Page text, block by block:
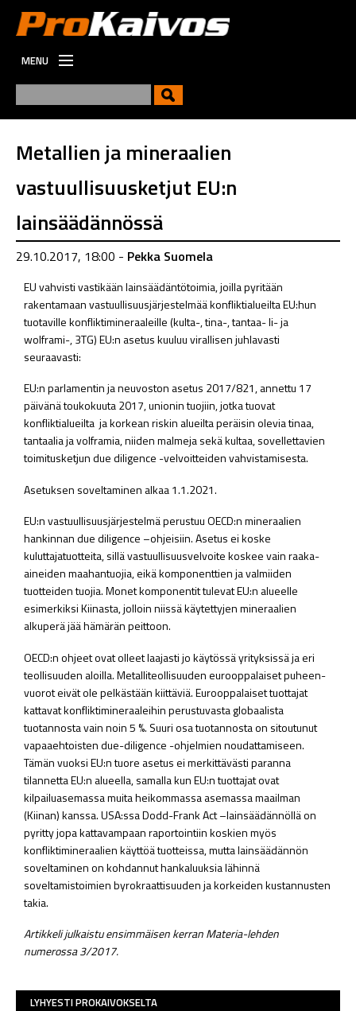
MENU
VIESTINTÄ
TYÖPAIKAT
Metallien ja mineraalien
vastuullisuusketjut EU:n
lainsäädännössä
29.10.2017, 18:00 - Pekka Suomela
EU vahvisti vastikään lainsäädäntötoimia, joilla pyritään
rakentamaan vastuullisuusjärjestelmää konfliktialueilta EU:hun
tuotaville konfliktimineraaleille (kulta-, tina-, tantaa- li- ja
wolframi-, 3TG) EU:n asetus kuuluu virallisen juhlavasti
seuraavasti:
EU:n parlamentin ja neuvoston asetus 2017/821, annettu 17
päivänä toukokuuta 2017, unionin tuojiin, jotka tuovat
konfliktialueilta ja korkean riskin alueilta peräisin olevia tinaa,
tantaalia ja volframia, niiden malmeja sekä kultaa, sovellettavien
toimitusketjun due diligence -velvoitteiden vahvistamisesta.
Asetuksen soveltaminen alkaa 1.1.2021.
EU:n vastuullisuusjärjestelmä perustuu OECD:n mineraalien
hankinnan due diligence –ohjeisiin. Asetus ei koske
kuluttajatuotteita, sillä vastuullisuusvelvoite koskee vain raaka-
aineiden maahantuojia, eikä komponenttien ja valmiiden
tuotteiden tuojia. Monet komponentit tulevat EU:n alueelle
esimerkiksi Kiinasta, jolloin niissä käytettyjen mineraalien
alkuperä jää hämärän peittoon.
OECD:n ohjeet ovat olleet laajasti jo käytössä yrityksissä ja eri
teollisuuden aloilla. Metalliteollisuuden eurooppalaiset puheen-
vuorot eivät ole pelkästään kiittäviä. Eurooppalaiset tuottajat
kattavat konfliktimineraaleihin perustuvasta globaalista
tuotannosta vain noin 5 %. Suuri osa tuotannosta on sitoutunut
vapaaehtoisten due-diligence -ohjelmien noudattamiseen.
Tämän vuoksi EU:n tuore asetus ei merkittävästi paranna
tilannetta EU:n alueella, samalla kun EU:n tuottajat ovat
kilpailuasemassa muita heikommassa asemassa maailman
(Kiinan) kanssa. USA:ssa Dodd-Frank Act –lainsäädännöllä on
pyritty jopa kattavampaan raportointiin koskien myös
konfliktimineraalien käyttöä tuotteissa, mutta lainsäädännön
soveltaminen on kohdannut hankaluuksia lähinnä
soveltamistoimien byrokraattisuuden ja korkeiden kustannusten
takia.
Artikkeli julkaistu ensimmäisen kerran Materia-lehden
numerossa 3/2017.
LYHYESTI PROKAIVOKSELTA